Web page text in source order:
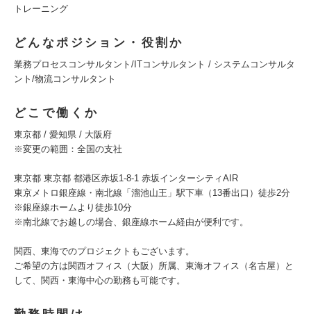
トレーニング
どんなポジション・役割か
業務プロセスコンサルタント/ITコンサルタント / システムコンサルタ
ント/物流コンサルタント
どこで働くか
東京都 / 愛知県 / 大阪府
※変更の範囲：全国の支社
東京都 東京都 都港区赤坂1-8-1 赤坂インターシティAIR
東京メトロ銀座線・南北線「溜池山王」駅下車（13番出口）徒歩2分
※銀座線ホームより徒歩10分
※南北線でお越しの場合、銀座線ホーム経由が便利です。
関西、東海でのプロジェクトもございます。
ご希望の方は関西オフィス（大阪）所属、東海オフィス（名古屋）と
して、関西・東海中心の勤務も可能です。